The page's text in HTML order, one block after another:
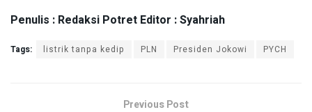
Penulis : Redaksi Potret Editor : Syahriah
Tags: listrik tanpa kedip PLN Presiden Jokowi PYCH
Previous Post